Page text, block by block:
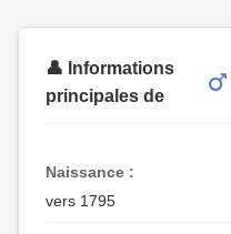
👤 Informations
principales de
Naissance :
vers 1795